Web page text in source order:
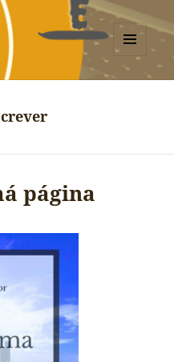
MENU
página